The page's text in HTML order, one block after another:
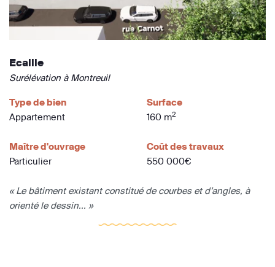
Ecaille
Surélévation à Montreuil
Type de bien
Appartement
Surface
160 m2
Maître d'ouvrage
Particulier
Coût des travaux
550 000€
« Le bâtiment existant constitué de courbes et d’angles, à
orienté le dessin... »